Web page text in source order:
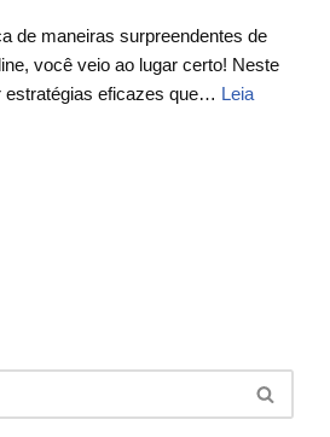
de maneiras surpreendentes de
você veio ao lugar certo! Neste
estratégias eficazes que… Leia